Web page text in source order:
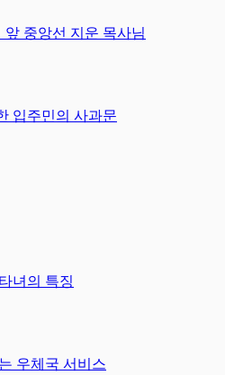
중앙선 지운 목사님
입주민의 사과문
녀의 특징
우체국 서비스